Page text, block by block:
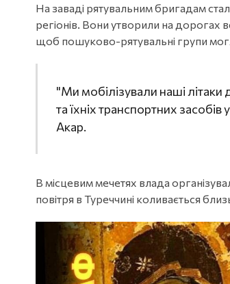
На заваді рятувальним бригадам
регіонів. Вони утворили на дорогах
щоб пошуково-рятувальні групи
"Ми мобілізували наші
та їхніх транспортних
Акар.
В місцевим мечетях влада
повітря в Туреччині коливається